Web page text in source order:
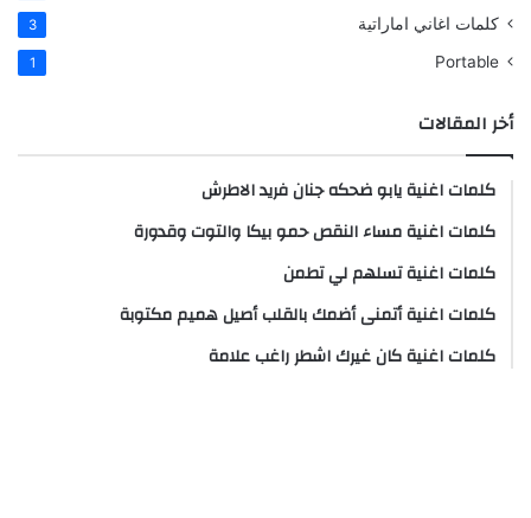
كلمات اغاني اماراتية 3
Portable
1
أخر المقالات
كلمات اغنية يابو ضحكه جنان فريد الاطرش
كلمات اغنية مساء النقص حمو بيكا والتوت وقدورة
كلمات اغنية تسلهم لي تطمن
كلمات اغنية أتمنى أضمك بالقلب أصيل هميم مكتوبة
كلمات اغنية كان غيرك اشطر راغب علامة